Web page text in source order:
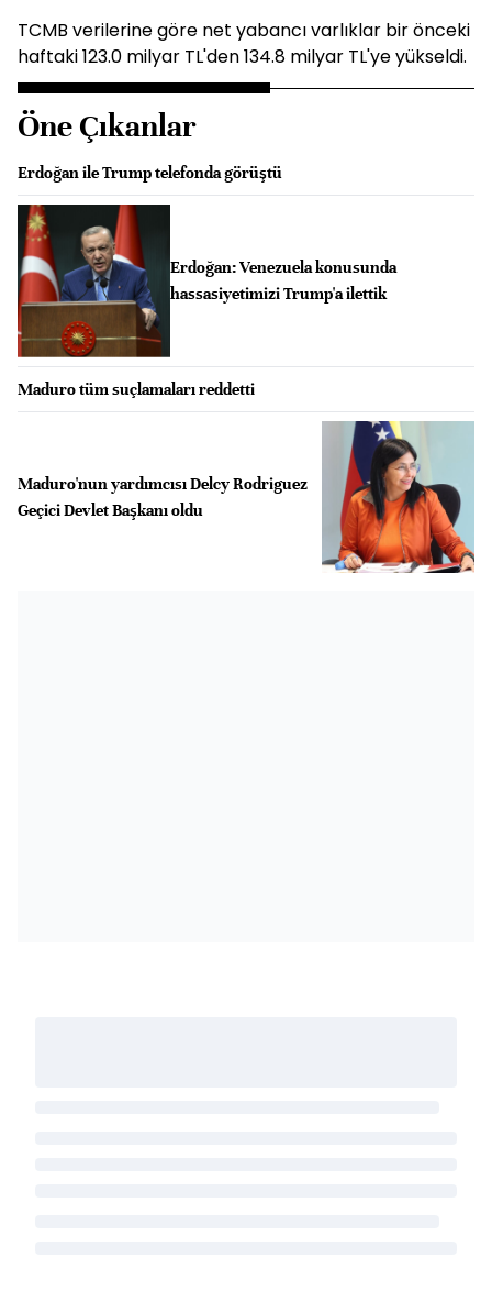
TCMB verilerine göre net yabancı varlıklar bir önceki
haftaki 123.0 milyar TL'den 134.8 milyar TL'ye yükseldi.
Öne Çıkanlar
Erdoğan ile Trump telefonda görüştü
Erdoğan: Venezuela konusunda
hassasiyetimizi Trump'a ilettik
Maduro tüm suçlamaları reddetti
Maduro'nun yardımcısı Delcy Rodriguez
Geçici Devlet Başkanı oldu